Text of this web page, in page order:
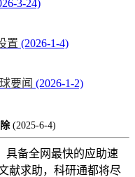
3-24)
置 (2026-1-4)
要闻 (2026-1-2)
(2025-6-4)
具备全网最快的应助速
献求助，科研通都将尽